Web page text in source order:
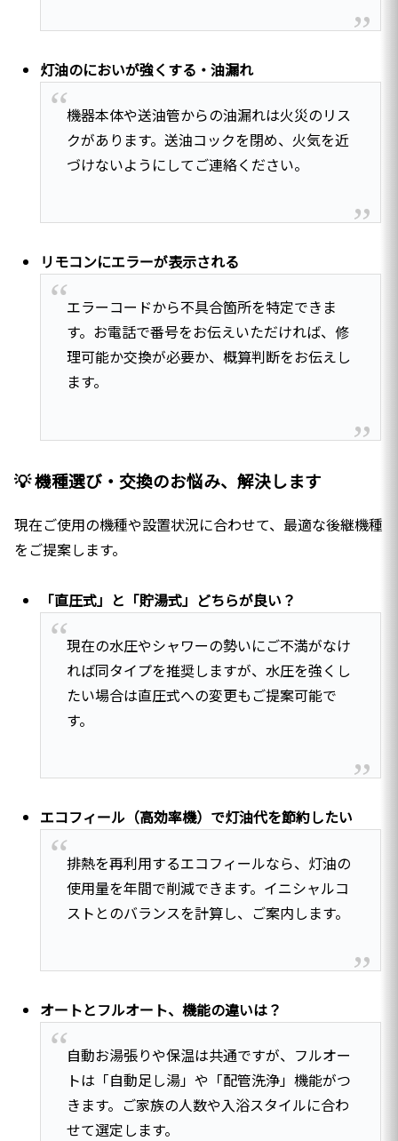
灯油のにおいが強くする・油漏れ
機器本体や送油管からの油漏れは火災のリス
クがあります。送油コックを閉め、火気を近
づけないようにしてご連絡ください。
リモコンにエラーが表示される
エラーコードから不具合箇所を特定できま
す。お電話で番号をお伝えいただければ、修
理可能か交換が必要か、概算判断をお伝えし
ます。
💡 機種選び・交換のお悩み、解決します
現在ご使用の機種や設置状況に合わせて、最適な後継機種
をご提案します。
「直圧式」と「貯湯式」どちらが良い？
現在の水圧やシャワーの勢いにご不満がなけ
れば同タイプを推奨しますが、水圧を強くし
たい場合は直圧式への変更もご提案可能で
す。
エコフィール（高効率機）で灯油代を節約したい
排熱を再利用するエコフィールなら、灯油の
使用量を年間で削減できます。イニシャルコ
ストとのバランスを計算し、ご案内します。
オートとフルオート、機能の違いは？
自動お湯張りや保温は共通ですが、フルオー
トは「自動足し湯」や「配管洗浄」機能がつ
きます。ご家族の人数や入浴スタイルに合わ
せて選定します。